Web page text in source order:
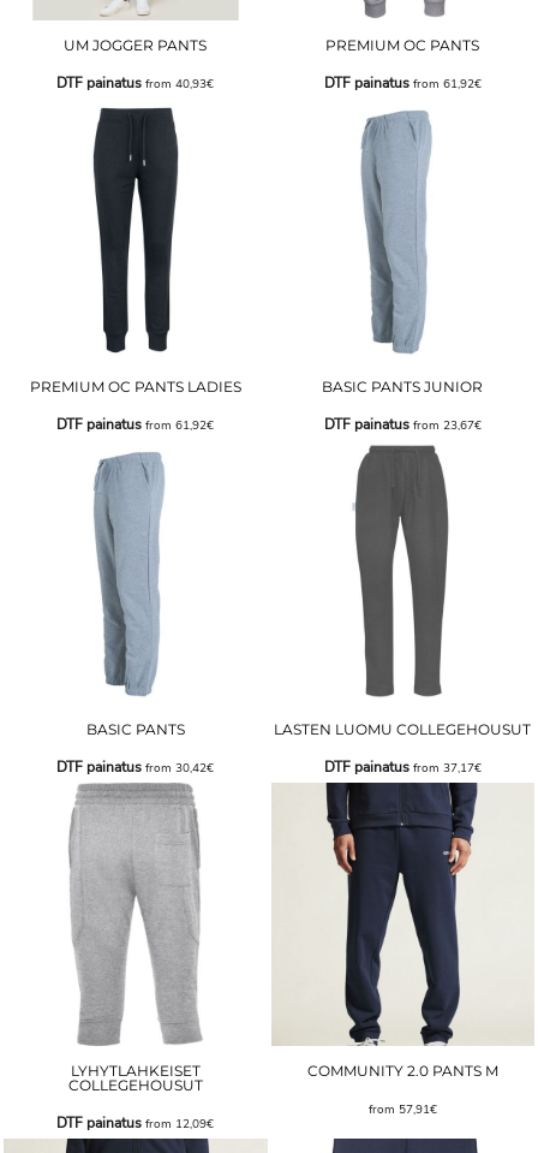
UM JOGGER PANTS
DTF painatus from40,93€
PREMIUM OC PANTS
DTF painatusfrom 61,92€
PREMIUM OC PANTS LADIES
DTF painatus from61,92€
BASIC PANTS JUNIOR
DTF painatusfrom 23,67€
BASIC PANTS
DTF painatus from30,42€
LASTEN LUOMU COLLEGEHOUSUT
DTF painatusfrom 37,17€
LYHYTLAHKEISET
COLLEGEHOUSUT
DTF painatus from 12,09€
COMMUNITY 2.0 PANTS M
from 57,91€